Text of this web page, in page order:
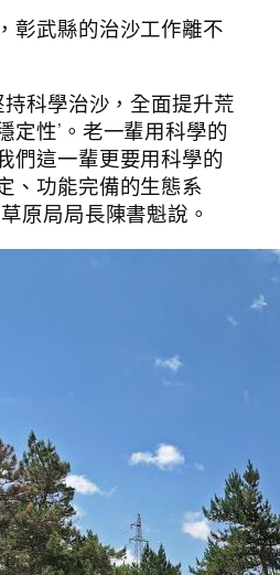
彰武縣的治沙工作離不
持科學治沙，全面提升荒
定性’。老一輩用科學的
們這一輩更要用科學的
、功能完備的生態系
原局局長陳書魁說。